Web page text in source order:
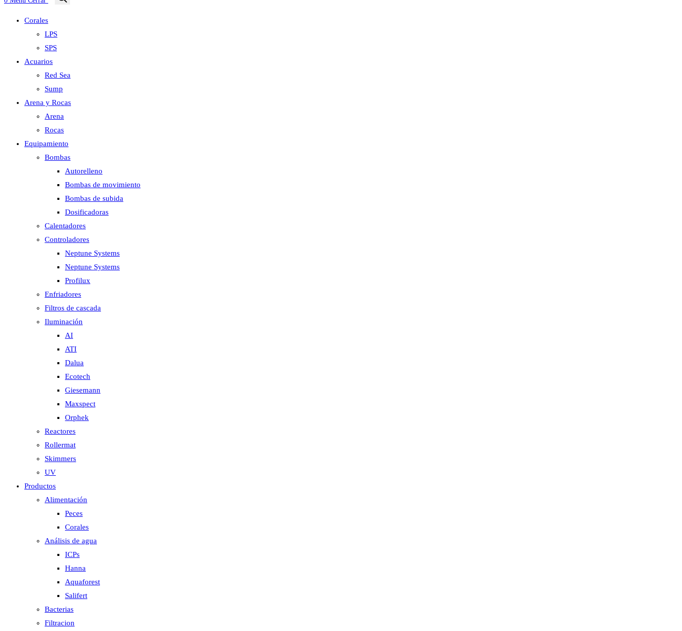
Corales
LPS
SPS
Acuarios
Red Sea
Sump
Arena y Rocas
Arena
Rocas
Equipamiento
Bombas
Autorelleno
Bombas de movimiento
Bombas de subida
Dosificadoras
Calentadores
Controladores
Neptune Systems
Neptune Systems
Profilux
Enfriadores
Filtros de cascada
Iluminación
AI
ATI
Dalua
Ecotech
Giesemann
Maxspect
Orphek
Reactores
Rollermat
Skimmers
UV
Productos
Alimentación
Peces
Corales
Análisis de agua
ICPs
Hanna
Aquaforest
Salifert
Bacterias
Filtracion